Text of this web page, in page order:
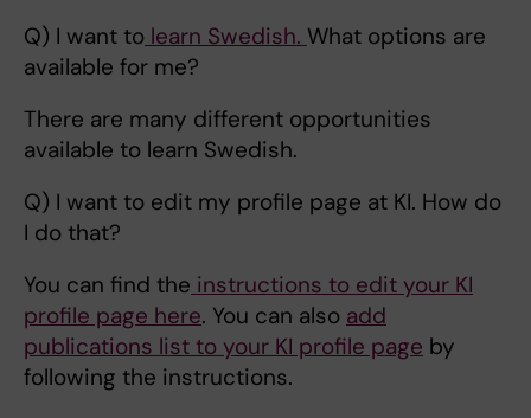
Q) I want to learn Swedish. What options are
available for me?
There are many different opportunities
available to learn Swedish.
Q) I want to edit my profile page at KI. How do
I do that?
You can find the instructions to edit your KI
profile page here. You can also add
publications list to your KI profile page by
following the instructions.